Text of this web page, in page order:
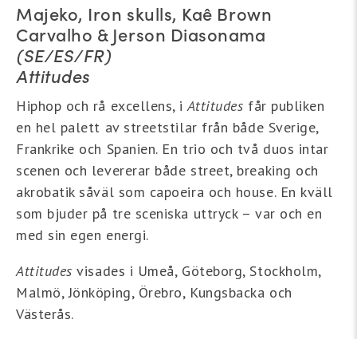
Majeko, Iron skulls, Kaê Brown
Carvalho & Jerson Diasonama
(SE/ES/FR)
Attitudes
Hiphop och rå excellens, i Attitudes får publiken
en hel palett av streetstilar från både Sverige,
Frankrike och Spanien. En trio och två duos intar
scenen och levererar både street, breaking och
akrobatik såväl som capoeira och house. En kväll
som bjuder på tre sceniska uttryck – var och en
med sin egen energi.
Attitudesvisades i Umeå, Göteborg, Stockholm,
Malmö, Jönköping, Örebro, Kungsbacka och
Västerås.